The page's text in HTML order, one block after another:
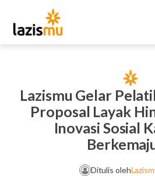
Lazismu Gelar
Proposal Layak
Inovasi Sosial
Ditulis oleh